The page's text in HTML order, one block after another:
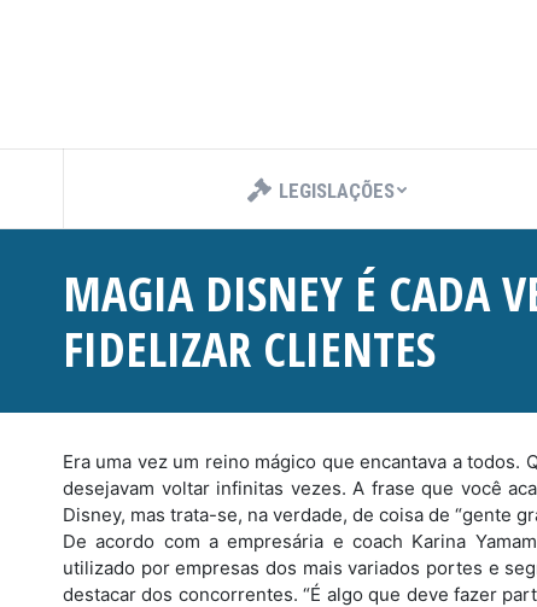
LEGISLAÇÕES
MAGIA DISNEY É CADA
FIDELIZAR CLIENTES
Era uma vez um reino mágico que encantava a todos.
desejavam voltar infinitas vezes. A frase que você
Disney, mas trata-se, na verdade, de coisa de “gente
De acordo com a empresária e coach Karina
utilizado por empresas dos mais variados portes e
destacar dos concorrentes. “É algo que deve fazer